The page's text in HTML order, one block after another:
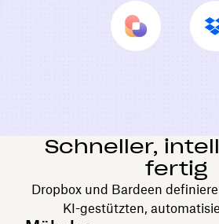
Schneller,
fertig
Dropbox und Bardeen
KI-gestützten,